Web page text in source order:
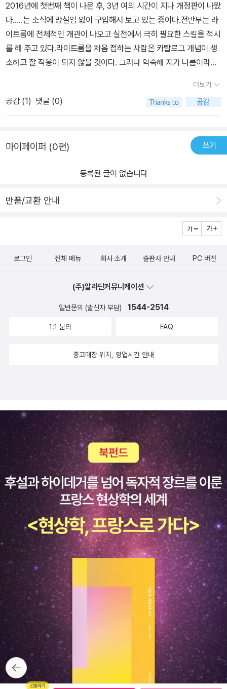
2016년에 첫번째 책이 나온 후, 3년 여의 시간이 지나 개정판이 나왔
다.....는 소식에 망설임 없이 구입해서 보고 있는 중이다.전반부는 라
이트룸에 전체적인 개관이 나오고 실전에서 극히 필요한 스킬을 적시
를 해 주고 있다.라이트룸을 처음 접하는 사람은 카탈로그 개념이 생
소하고 잘 적응이 되지 않을 것이다. 그러나 익숙해 지기 나름이라서
퓨터 사양과 장비에 대한 가이드가 나온다. 뭐~~~ 이 책을 집어든
사람은 어느 정도 PC와 카메라에 대해서 알고 있는 사람이니까 술술
훑어 넘어가면 되겠다. 그래도 한 번 더 주의깊게 봐야 할 부분은 모니
서는 상세하게 기술하고 있는데 초보가 보기에는 조금 헷갈릴 것 같
서 PC에 대해서 어느 정도는 아는 사람이어야 이해할 수 있을 것이
해 주면 그 필요성을 잘 모른다.시행착오를 겪어가면서..... 프린팅과
러므로 이 부분을 완전정복 해야 할 필요는 없어 보인다. 내가 보는 모
이해하고 넘어가면 되겠다. 이 말은 바꿔 말해서, 내가 사진 편집과 보
해결하고 싶다면 그 때 깊이 파고들어도 된다.때로 어떤 부분은 포기
할 줄도 알아야 한다. 위의 내용을 몰라도 사진 생활에 지장은 없다.내
간 업으로 해 왔기에 당신이 열 배, 스무 배의 노력을 해도 따라잡기가
어떤 부분은 더 자세히 설명이 되어서 좋았고, 또 다른 주제는 간단한
소가 되었으니 의아할 따름이다.하여간, 전반적으로 좋은 책임에는
틀림없다. 개정판이 나왔다는 것은 이미 검증이 되었다는 얘기니까.
틈틈이 읽어가면서 같이 제공되는 예제 파일을 따라하다 보면 많은
지식과 기술을 익히게 될 것이다. https://blog.aladin.co.kr/7119
50187/10286661참고로, 위 링크는 필자가 서평을 작성한 전작이
다. 라이트룸 구 버전 사용자라면 같이 봐도 좋겠다.
더보기
공감 (1) 댓글 (0)
마이페이퍼 (0편) 쓰기
등록된 글이 없습니다
반품/교환 안내
뒤로가
기
로그인 전체 메뉴 회사 소개 출판사 안내 PC 버전
(주)알라딘커뮤니케이션
일반문의 (발신자 부담) 1544-2514
1:1 문의 FAQ
중고매장 위치, 영업시간 안내